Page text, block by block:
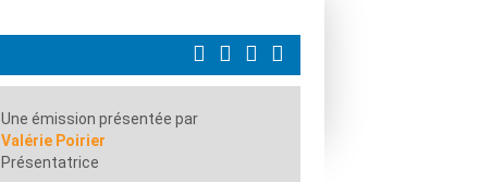
Une émission présentée par
Valérie Poirier
Présentatrice